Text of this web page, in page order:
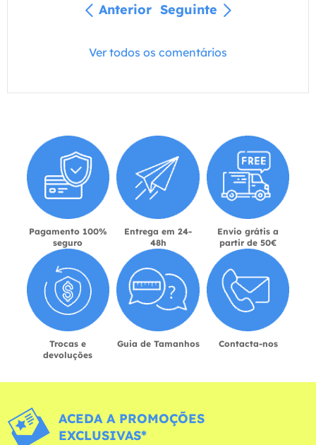
Anterior Seguinte
Ver todos os comentários
Pagamento 100%
seguro
Entrega em 24-
48h
Envio grátis a
partir de 50€
Trocas e
devoluções
Guia de Tamanhos Contacta-nos
ACEDA A PROMOÇÕES
EXCLUSIVAS*